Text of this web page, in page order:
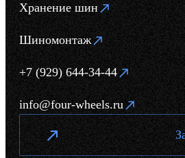
Хранение шин
Шиномонтаж
+7 (929) 644-34-44
info@four-wheels.ru